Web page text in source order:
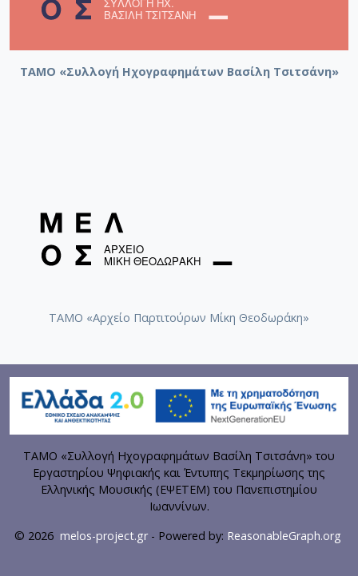
ΤΑΜΟ «Συλλογή Ηχογραφημάτων Βασίλη Τσιτσάνη»
ΤΑΜΟ «Αρχείο Παρτιτούρων Μίκη Θεοδωράκη»
ΤΑΜΟ «Συλλογή Ηχογραφημάτων Βασίλη Τσιτσάνη» του
Εργαστηρίου Ψηφιακής και Έντυπης Τεκμηρίωσης της
Ελληνικής Μουσικής (ΕΨΕΤΕΜ) του Πανεπιστημίου
Ιωαννίνων.
© 2026 melos-project.gr- Powered by: ReasonableGraph.org